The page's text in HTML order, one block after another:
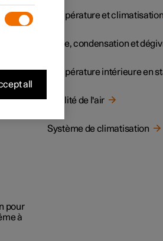
pour
à
Température et climatisation
Givre, condensation et
Qualité de l'air
Système de climatisation
all